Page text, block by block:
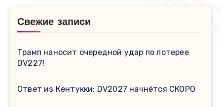
Свежие записи
Трамп наносит очередной удар по лотерее
DV227!
Ответ из Кентукки: DV2027 начнётся СКОРО